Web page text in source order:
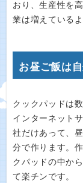
おり、生産性を
業は増えているよ
お昼ご飯は
クックパッドは
インターネット
社だけあって、
分で作ります。
クパッドの中か
て楽チンです。